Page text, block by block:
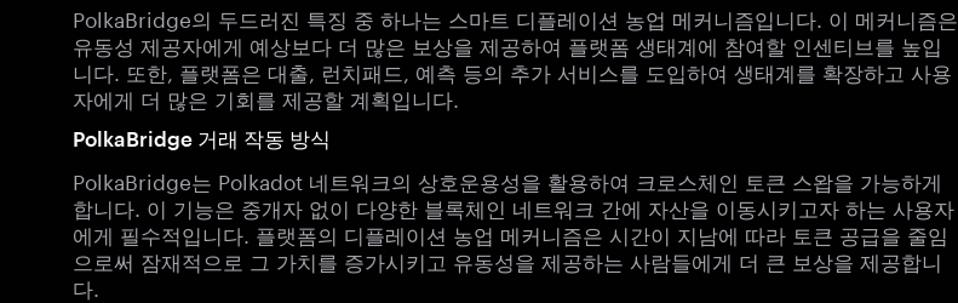
PolkaBridge의 두드러진 특징 중 하나는 스마트 디플레이션 농업 메커니즘입니다. 이 메커니즘은
유동성 제공자에게 예상보다 더 많은 보상을 제공하여 플랫폼 생태계에 참여할 인센티브를 높입
니다. 또한, 플랫폼은 대출, 런치패드, 예측 등의 추가 서비스를 도입하여 생태계를 확장하고 사용
자에게 더 많은 기회를 제공할 계획입니다.
PolkaBridge 거래 작동 방식
PolkaBridge는 Polkadot 네트워크의 상호운용성을 활용하여 크로스체인 토큰 스왑을 가능하게
합니다. 이 기능은 중개자 없이 다양한 블록체인 네트워크 간에 자산을 이동시키고자 하는 사용자
에게 필수적입니다. 플랫폼의 디플레이션 농업 메커니즘은 시간이 지남에 따라 토큰 공급을 줄임
으로써 잠재적으로 그 가치를 증가시키고 유동성을 제공하는 사람들에게 더 큰 보상을 제공합니
다.